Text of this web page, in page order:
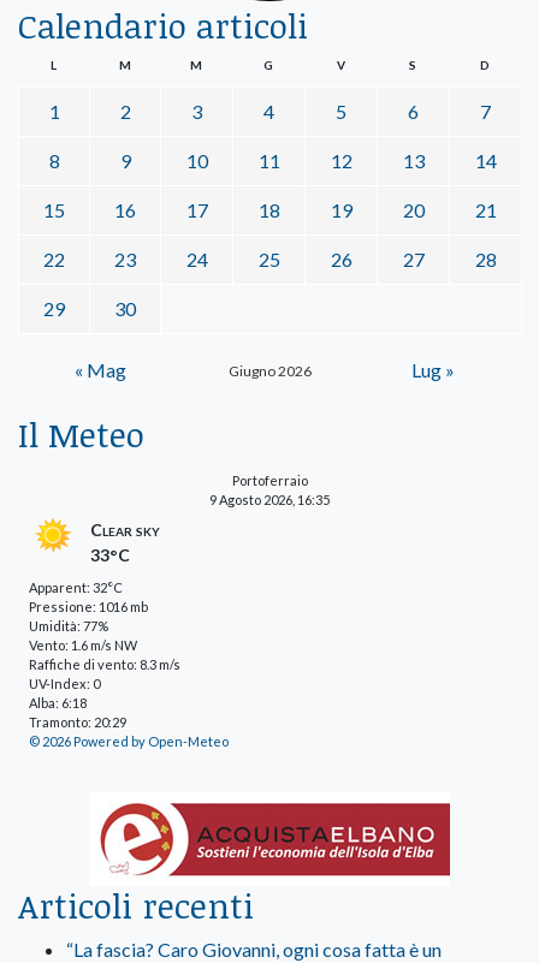
Calendario articoli
Giugno 2026
L M M G V S D
1 2 3 4 5 6 7
8 9 10 11 12 13 14
15 16 17 18 19 20 21
22 23 24 25 26 27 28
29 30
« Mag Lug »
Il Meteo
Portoferraio
9 Agosto 2026, 16:35
Clear sky
33°C
Apparent: 32°C
Pressione: 1016 mb
Umidità: 77%
Vento: 1.6 m/s NW
Raffiche di vento: 8.3 m/s
UV-Index: 0
Alba: 6:18
Tramonto: 20:29
© 2026 Powered by Open-Meteo
Articoli recenti
“La fascia? Caro Giovanni, ogni cosa fatta è un